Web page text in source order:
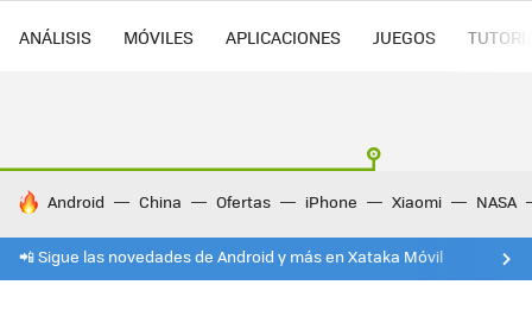
ANÁLISIS MÓVILES APLICACIONES JUEGOS
HOY SE HABLA DE
Android China Ofertas iPhone Xiaomi NASA
📲 Sigue las novedades de Android y más en Xataka Móvil